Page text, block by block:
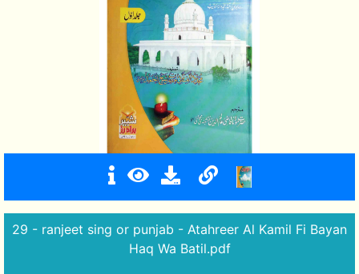
29 - ranjeet sing or punjab - Atahreer Al Kamil Fi Bayan
Haq Wa Batil.pdf